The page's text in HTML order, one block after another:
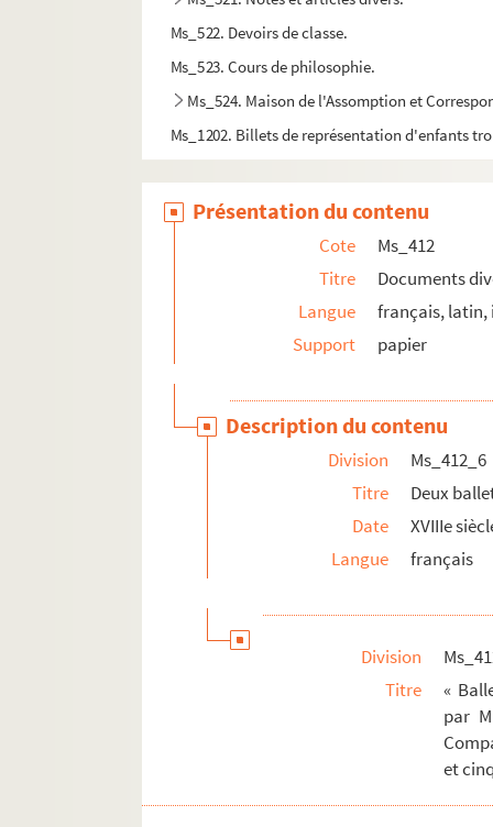
Ms_522. Devoirs de classe.
Ms_523. Cours de philosophie.
Ms_524. Maison de l'Assomption et
Ms_1202. Billets de représentation d'enfants
Présentation du contenu
Cote
Ms_412
Titre
Documents
Langue
français,
Support
papier
Description du contenu
Division
Ms_412_6
Titre
Deux
Date
XVIIIe
Langue
français
Division
Titre
«
par
et